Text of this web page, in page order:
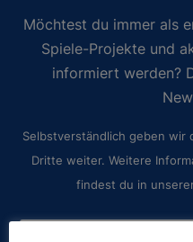
Möchtest du immer als
Spiele-Projekte und
informiert werden?
Selbstverständlich geben wir
Dritte weiter. Weitere
findest du in